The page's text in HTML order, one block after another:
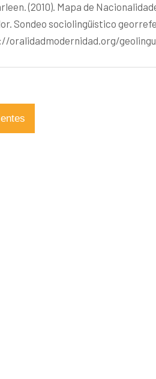
(2010). Mapa de
Sondeo sociolingüístico
oralidadmodernidad.org/